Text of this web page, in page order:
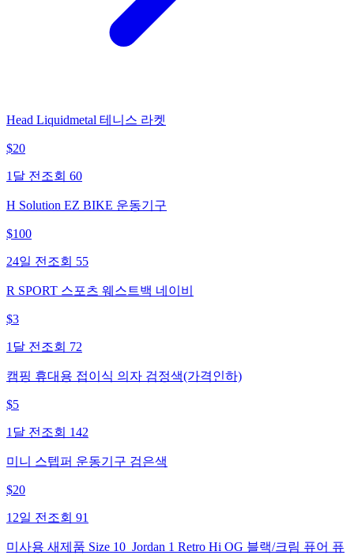
Head Liquidmetal 테니스 라켓
$20
1달 전 조회 60
H Solution EZ BIKE 운동기구
$100
24일 전 조회 55
R SPORT 스포츠 웨스트백 네이비
$3
1달 전 조회 72
캠핑 휴대용 접이식 의자 검정색(가격인하)
$5
1달 전 조회 142
미니 스텝퍼 운동기구 검은색
$20
12일 전 조회 91
미사용 새제품 Size 10_Jordan 1 Retro Hi OG 블랙/크림 퓨어 퓨